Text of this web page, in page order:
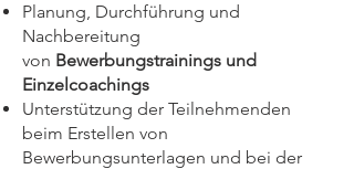
Planung, Durchführung und
Nachbereitung
von Bewerbungstrainings und
Einzelcoachings
Unterstützung der Teilnehmenden
beim Erstellen von
Bewerbungsunterlagen und bei der